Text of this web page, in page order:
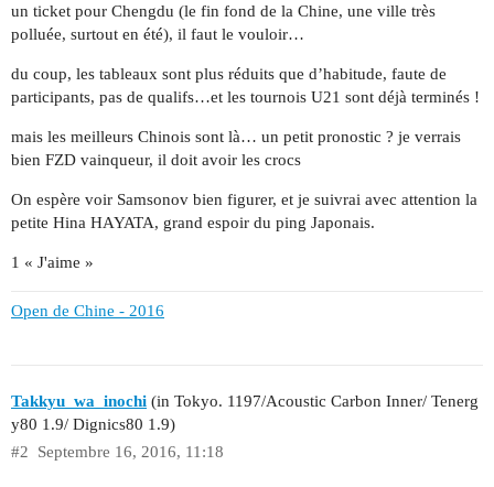
un ticket pour Chengdu (le fin fond de la Chine, une ville très
polluée, surtout en été), il faut le vouloir…
du coup, les tableaux sont plus réduits que d’habitude, faute de
participants, pas de qualifs…et les tournois U21 sont déjà terminés !
mais les meilleurs Chinois sont là… un petit pronostic ? je verrais
bien FZD vainqueur, il doit avoir les crocs
On espère voir Samsonov bien figurer, et je suivrai avec attention la
petite Hina HAYATA, grand espoir du ping Japonais.
1 « J'aime »
Open de Chine - 2016
Takkyu_wa_inochi (in Tokyo. 1197/Acoustic Carbon Inner/ Tenerg
y80 1.9/ Dignics80 1.9)
Septembre 16, 2016, 11:18
#2